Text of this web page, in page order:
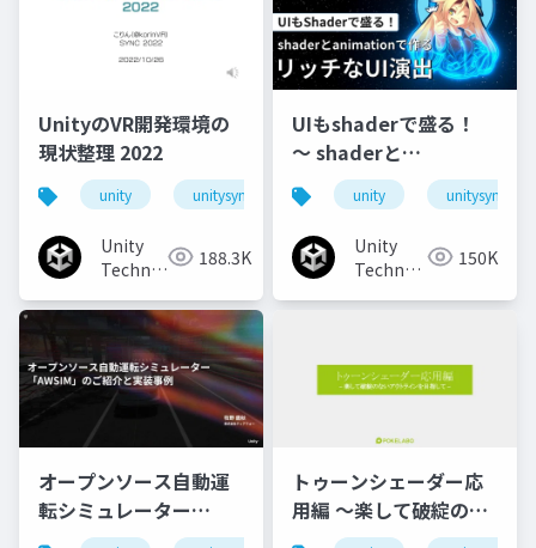
UnityのVR開発環境の
現状整理 2022
unity unitysync
Unity
Technologies188.3K
UIもshaderで盛る！
〜 shaderと
animationで作るリッ
チなUI演出
unity unitysync
Unity
Technologies150K
オープンソース自動運
転シミュレーター
「AWSIM」のご紹介と
トゥーンシェーダー応
用編 ～楽して破綻のな
いアウトラインを目指